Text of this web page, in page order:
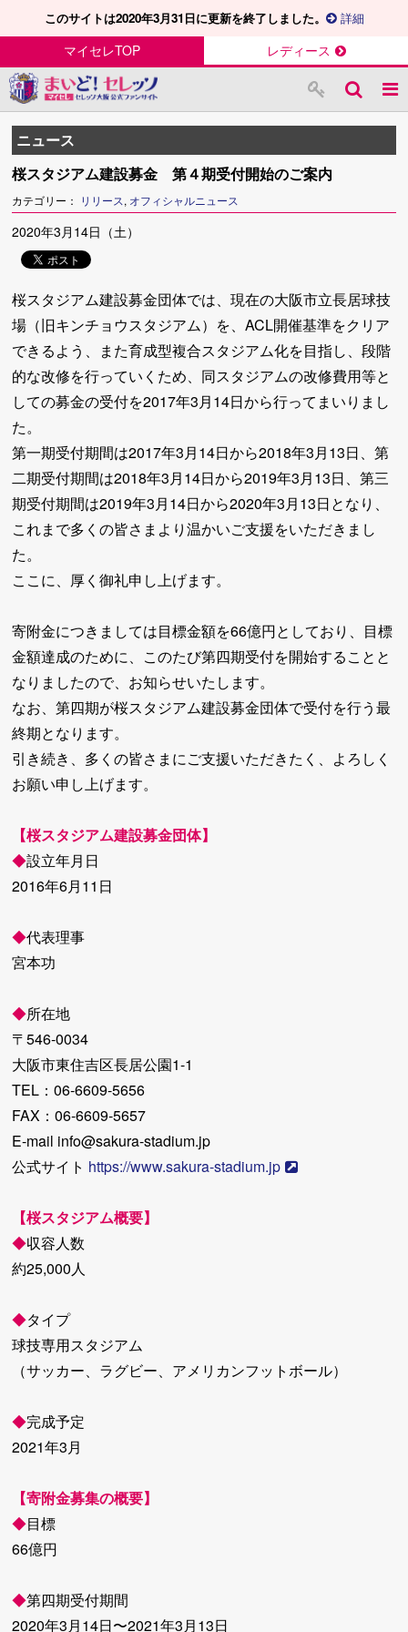
このサイトは2020年3月31日に更新を終了しました。 詳細
マイセレTOP レディース
ニュース
桜スタジアム建設募金 第４期受付開始のご案内
カテゴリー： リリース, オフィシャルニュース
2020年3月14日（土）
桜スタジアム建設募金団体では、現在の大阪市立長居球技
場（旧キンチョウスタジアム）を、ACL開催基準をクリア
できるよう、また育成型複合スタジアム化を目指し、段階
的な改修を行っていくため、同スタジアムの改修費用等と
しての募金の受付を2017年3月14日から行ってまいりまし
た。
第一期受付期間は2017年3月14日から2018年3月13日、第
二期受付期間は2018年3月14日から2019年3月13日、第三
期受付期間は2019年3月14日から2020年3月13日となり、
これまで多くの皆さまより温かいご支援をいただきまし
た。
ここに、厚く御礼申し上げます。
寄附金につきましては目標金額を66億円としており、目標
金額達成のために、このたび第四期受付を開始することと
なりましたので、お知らせいたします。
なお、第四期が桜スタジアム建設募金団体で受付を行う最
終期となります。
引き続き、多くの皆さまにご支援いただきたく、よろしく
お願い申し上げます。
【桜スタジアム建設募金団体】
◆設立年月日
2016年6月11日
◆代表理事
宮本功
◆所在地
〒546‐0034
大阪市東住吉区長居公園1-1
TEL：06‐6609‐5656
FAX：06‐6609‐5657
E-mail info@sakura-stadium.jp
公式サイト https://www.sakura-stadium.jp
【桜スタジアム概要】
◆収容人数
約25,000人
◆タイプ
球技専用スタジアム
（サッカー、ラグビー、アメリカンフットボール）
◆完成予定
2021年3月
【寄附金募集の概要】
◆目標
66億円
◆第四期受付期間
2020年3月14日〜2021年3月13日